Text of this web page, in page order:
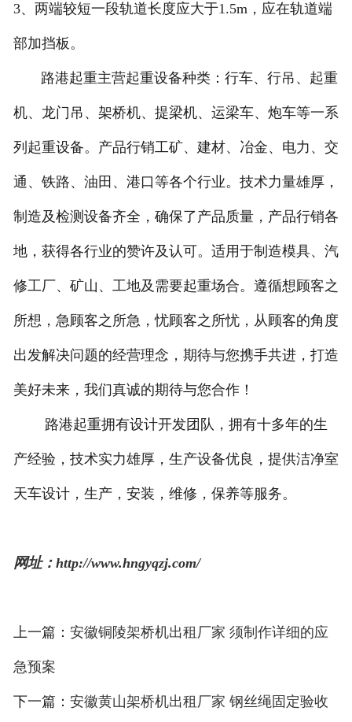
3、两端较短一段轨道长度应大于1.5m，应在轨道端
部加挡板。
路港起重主营起重设备种类：行车、行吊、起重
机、龙门吊、架桥机、提梁机、运梁车、炮车等一系
列起重设备。产品行销工矿、建材、冶金、电力、交
通、铁路、油田、港口等各个行业。技术力量雄厚，
制造及检测设备齐全，确保了产品质量，产品行销各
地，获得各行业的赞许及认可。适用于制造模具、汽
修工厂、矿山、工地及需要起重场合。遵循想顾客之
所想，急顾客之所急，忧顾客之所忧，从顾客的角度
出发解决问题的经营理念，期待与您携手共进，打造
美好未来，我们真诚的期待与您合作！
路港起重拥有设计开发团队，拥有十多年的生
产经验，技术实力雄厚，生产设备优良，提供洁净室
天车设计，生产，安装，维修，保养等服务。
网址：http://www.hngyqzj.com/
上一篇： 安徽铜陵架桥机出租厂家 须制作详细的应
急预案
下一篇： 安徽黄山架桥机出租厂家 钢丝绳固定验收